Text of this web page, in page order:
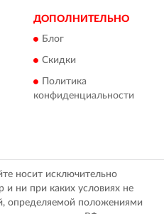
ДОПОЛНИТЕЛЬНО
Блог
Скидки
Политика
конфиденциальности
носит исключительно
ни при каких условиях не
определяемой положениями